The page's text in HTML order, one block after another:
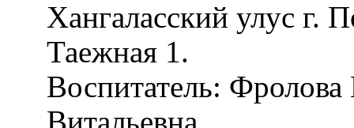
Хангаласский улус г.
Таежная 1.
Воспитатель: Фролова